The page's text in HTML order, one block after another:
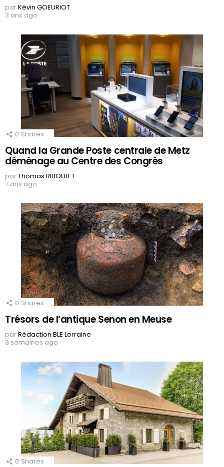
parKévin GOEURIOT
3 ans ago
0 Shares
Quand la Grande Poste centrale de Metz
déménage au Centre des Congrès
parThomas RIBOULET
7 ans ago
0 Shares
Trésors de l’antique Senon en Meuse
parRédaction BLE Lorraine
3 semaines ago
0 Shares